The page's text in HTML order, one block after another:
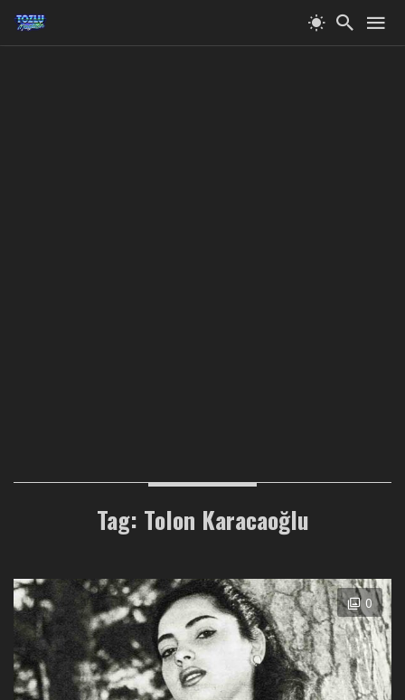
Tag: Tolon Karacaoğlu
0